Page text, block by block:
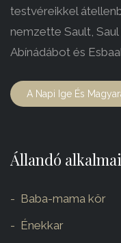
testvéreikkel
nemzette Sault,
Abínádábot és
A Napi Ige És
Állandó
Baba-mama kör
Énekkar